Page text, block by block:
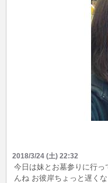
2018/3/24 (土) 22:32
今日は妹とお墓参りに行
んね お彼岸ちょっと遅く